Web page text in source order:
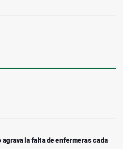
agrava la falta de enfermeras cada